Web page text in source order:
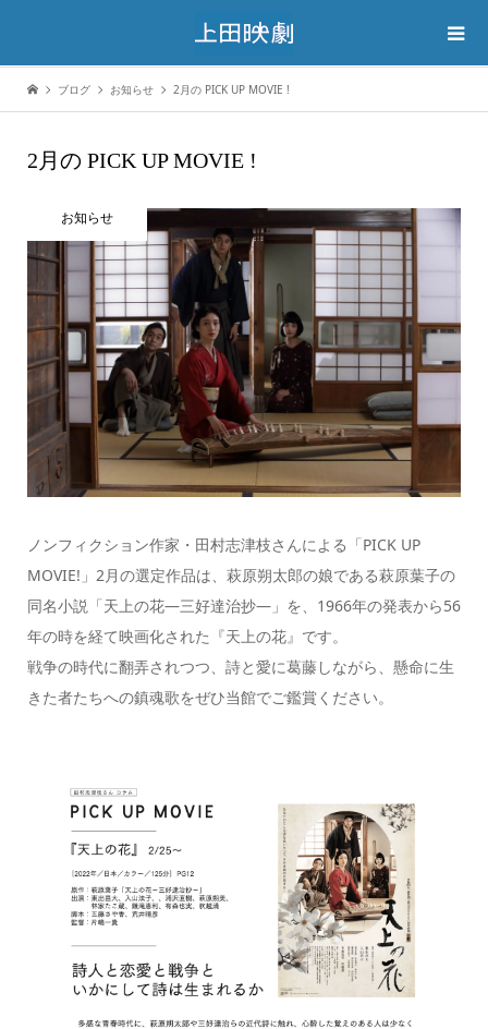
ブログ お知らせ 2月の PICK UP MOVIE !
2月の PICK UP MOVIE !
お知らせ
ノンフィクション作家・田村志津枝さんによる「PICK UP
MOVIE!」2月の選定作品は、萩原朔太郎の娘である萩原葉子の
同名小説「天上の花―三好達治抄―」を、1966年の発表から56
年の時を経て映画化された『天上の花』です。
戦争の時代に翻弄されつつ、詩と愛に葛藤しながら、懸命に生
きた者たちへの鎮魂歌をぜひ当館でご鑑賞ください。